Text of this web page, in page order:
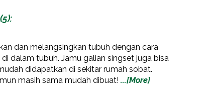
dan melangsingkan tubuh dengan cara
dalam tubuh. Jamu galian singset juga bisa
didapatkan di sekitar rumah sobat.
masih sama mudah dibuat! ...[More]